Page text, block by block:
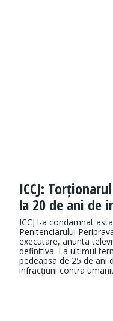
ICCJ:
la 20 de ani de
ICCJ l-a condamnat
Penitenciarului
executare, anunta
definitiva. La ultimul
pedeapsa de 25 de ani
infracţiuni contra